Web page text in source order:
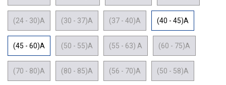
(24 - 30)А (30 - 37)А (37 - 40)А (40 - 45)А
(45 - 60)А (50 - 55)А (55 - 63) А (60 - 75)А
(70 - 80)А (80 - 85)А (56 - 70)А (50 - 58)А